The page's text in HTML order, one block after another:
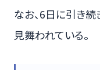
なお、6日に引き
見舞われている。